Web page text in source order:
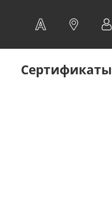
Сертификаты